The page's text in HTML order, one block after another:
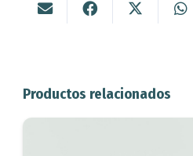
Productos relacionados